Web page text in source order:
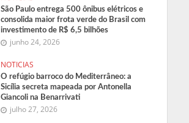
São Paulo entrega 500 ônibus elétricos e
consolida maior frota verde do Brasil com
investimento de R$ 6,5 bilhões
junho 24, 2026
NOTICIAS
O refúgio barroco do Mediterrâneo: a
Sicília secreta mapeada por Antonella
Giancoli na Benarrivati
julho 27, 2026